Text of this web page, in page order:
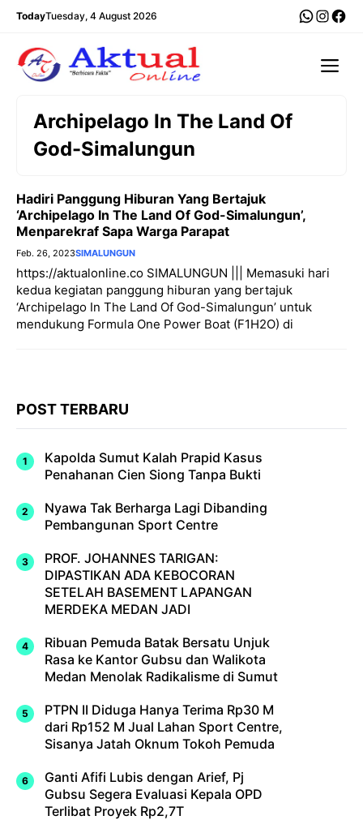
Langsung
TodayTuesday, 4 August 2026
Archipelago In The Land Of
God-Simalungun
Hadiri Panggung Hiburan Yang Bertajuk
‘Archipelago In The Land Of God-Simalungun’,
Menparekraf Sapa Warga Parapat
Feb. 26, 2023SIMALUNGUN
https://aktualonline.co SIMALUNGUN ||| Memasuki hari
kedua kegiatan panggung hiburan yang bertajuk
‘Archipelago In The Land Of God-Simalungun’ untuk
mendukung Formula One Power Boat (F1H2O) di
POST TERBARU
Kapolda Sumut Kalah Prapid Kasus
Penahanan Cien Siong Tanpa Bukti
Nyawa Tak Berharga Lagi Dibanding
Pembangunan Sport Centre
PROF. JOHANNES TARIGAN:
DIPASTIKAN ADA KEBOCORAN
SETELAH BASEMENT LAPANGAN
MERDEKA MEDAN JADI
Ribuan Pemuda Batak Bersatu Unjuk
Rasa ke Kantor Gubsu dan Walikota
Medan Menolak Radikalisme di Sumut
PTPN II Diduga Hanya Terima Rp30 M
dari Rp152 M Jual Lahan Sport Centre,
Sisanya Jatah Oknum Tokoh Pemuda
Ganti Afifi Lubis dengan Arief, Pj
Gubsu Segera Evaluasi Kepala OPD
Terlibat Proyek Rp2,7T